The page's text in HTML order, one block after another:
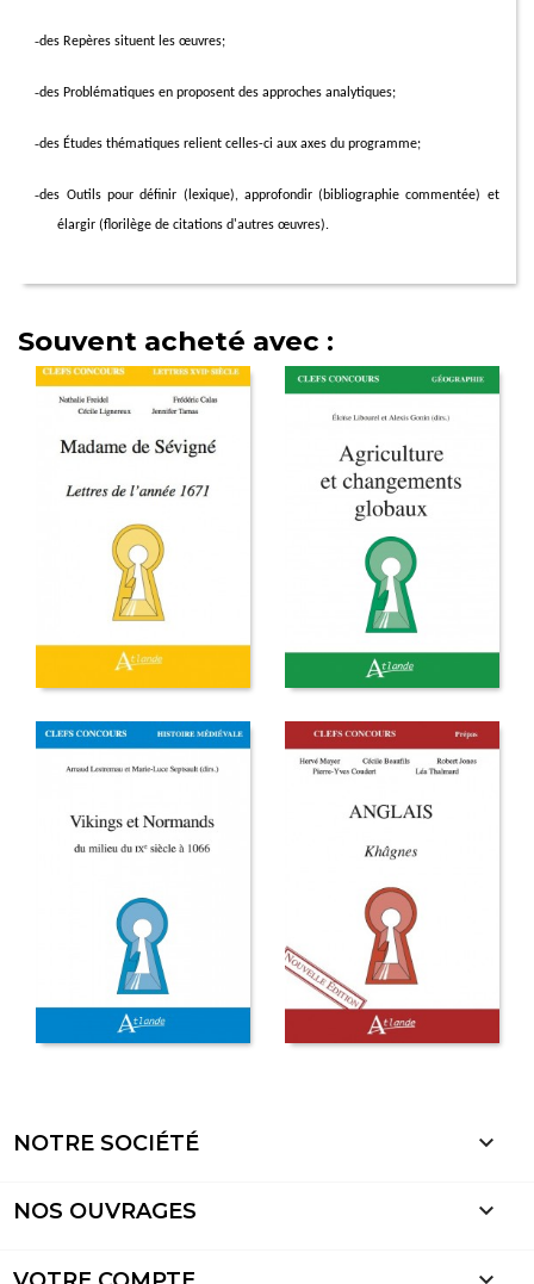
-des Repères situent les œuvres;
-des Problématiques en proposent des approches analytiques;
-des Études thématiques relient celles-ci aux axes du programme;
-des Outils pour définir (lexique), approfondir (bibliographie commentée) et
élargir (florilège de citations d'autres œuvres).
Souvent acheté avec :
NOTRE SOCIÉTÉ 
NOS OUVRAGES 